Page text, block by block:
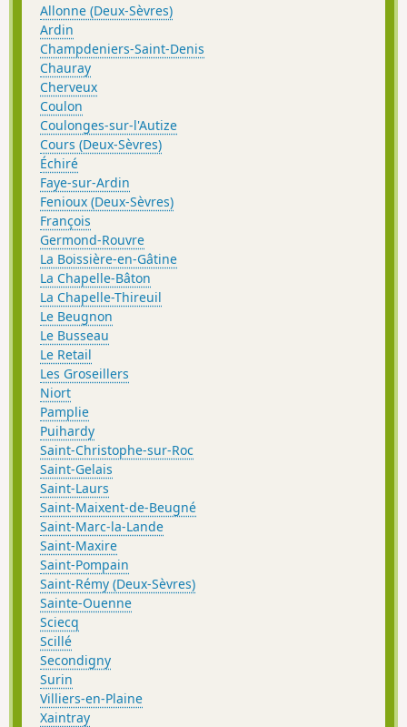
Allonne (Deux-Sèvres)
Ardin
Champdeniers-Saint-Denis
Chauray
Cherveux
Coulon
Coulonges-sur-l'Autize
Cours (Deux-Sèvres)
Échiré
Faye-sur-Ardin
Fenioux (Deux-Sèvres)
François
Germond-Rouvre
La Boissière-en-Gâtine
La Chapelle-Bâton
La Chapelle-Thireuil
Le Beugnon
Le Busseau
Le Retail
Les Groseillers
Niort
Pamplie
Puihardy
Saint-Christophe-sur-Roc
Saint-Gelais
Saint-Laurs
Saint-Maixent-de-Beugné
Saint-Marc-la-Lande
Saint-Maxire
Saint-Pompain
Saint-Rémy (Deux-Sèvres)
Sainte-Ouenne
Sciecq
Scillé
Secondigny
Surin
Villiers-en-Plaine
Xaintray